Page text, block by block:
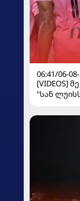
06:41/06-
[VIDEOS]
"სან